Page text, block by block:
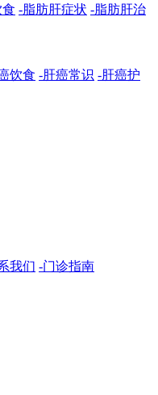
-脂肪肝症状 -脂肪肝治
饮食 -肝癌常识 -肝癌护
我们 -门诊指南